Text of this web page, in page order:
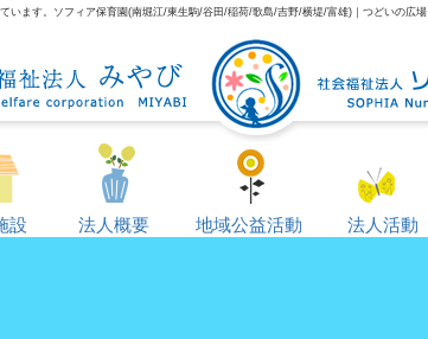
います。ソフィア保育園(南堀江/東生駒/谷田/稲荷/歌島/吉野/横堤/富雄)｜つどいの広場
設 法人概要 地域公益活動 法人活動